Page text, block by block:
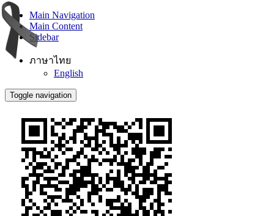
Main Navigation
Main Content
Sidebar
ภาษาไทย
English
Toggle navigation